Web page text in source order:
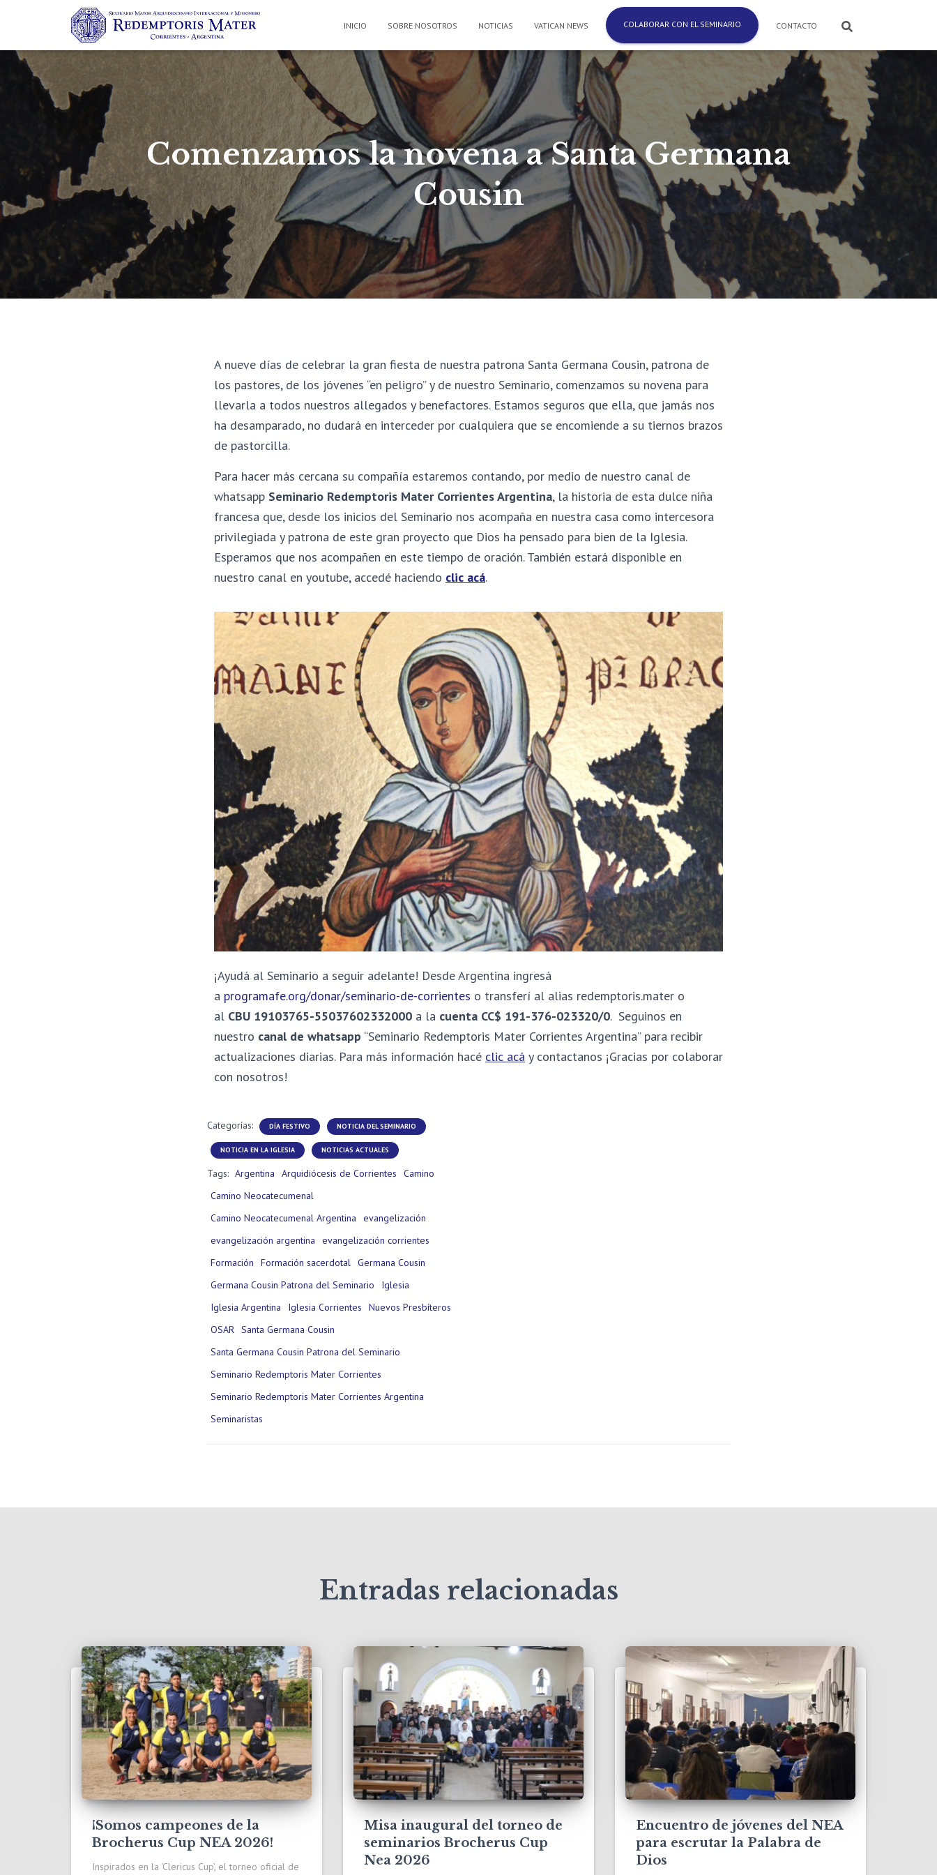
INICIO SOBRE NOSOTROS NOTICIAS VATICAN NEWS COLABORAR CON EL SEMINARIO CONTACTO
Comenzamos la novena a Santa Germana
Cousin
A nueve días de celebrar la gran fiesta de nuestra patrona Santa Germana Cousin, patrona de
los pastores, de los jóvenes “en peligro” y de nuestro Seminario, comenzamos su novena para
llevarla a todos nuestros allegados y benefactores. Estamos seguros que ella, que jamás nos
ha desamparado, no dudará en interceder por cualquiera que se encomiende a su tiernos brazos
de pastorcilla.
Para hacer más cercana su compañía estaremos contando, por medio de nuestro canal de
whatsapp Seminario Redemptoris Mater Corrientes Argentina,la historia de esta dulce niña
francesa que, desde los inicios del Seminario nos acompaña en nuestra casa como intercesora
privilegiada y patrona de este gran proyecto que Dios ha pensado para bien de la Iglesia.
Esperamos que nos acompañen en este tiempo de oración. También estará disponible en
nuestro canal en youtube, accedé haciendo clic acá.
¡Ayudá al Seminario a seguir adelante! Desde Argentina ingresá
a programafe.org/donar/seminario-de-corrientes o transferí al alias redemptoris.mater o
al CBU 19103765-55037602332000 a la cuenta CC$ 191-376-023320/0. Seguinos en
nuestro canal de whatsapp “Seminario Redemptoris Mater Corrientes Argentina” para recibir
actualizaciones diarias. Para más información hacé clic acá y contactanos ¡Gracias por colaborar
con nosotros!
Categorías: DÍA FESTIVO NOTICIA DEL SEMINARIO
NOTICIA EN LA IGLESIA NOTICIAS ACTUALES
Tags: Argentina Arquidiócesis de Corrientes
Camino
Camino Neocatecumenal
Camino Neocatecumenal Argentina
evangelización
evangelización argentina
evangelización corrientes
Formación
Formación sacerdotal Germana Cousin
Germana Cousin Patrona del Seminario
Iglesia
Iglesia Argentina
Iglesia Corrientes
Nuevos Presbíteros
OSAR Santa Germana Cousin
Santa Germana Cousin Patrona del Seminario
Seminario Redemptoris Mater Corrientes
Seminario Redemptoris Mater Corrientes Argentina
Seminaristas
Entradas relacionadas
¡Somos campeones de la
Brocherus Cup NEA 2026!
Inspirados en la ‘Clericus Cup’, el torneo oficial de
Misa inaugural del torneo de
seminarios Brocherus Cup
Nea 2026
Encuentro de jóvenes del NEA
para escrutar la Palabra de
Dios